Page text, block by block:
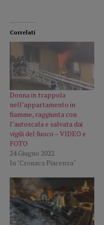
Correlati
Donna in trappola
nell’appartamento in
fiamme, raggiunta con
l’autoscala e salvata dai
vigili del fuoco – VIDEO e
FOTO
24 Giugno 2022
In "Cronaca Piacenza"